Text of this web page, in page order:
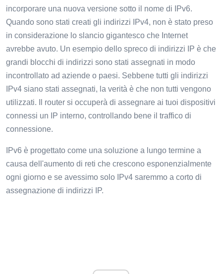
incorporare una nuova versione sotto il nome di IPv6.
Quando sono stati creati gli indirizzi IPv4, non è stato preso
in considerazione lo slancio gigantesco che Internet
avrebbe avuto. Un esempio dello spreco di indirizzi IP è che
grandi blocchi di indirizzi sono stati assegnati in modo
incontrollato ad aziende o paesi. Sebbene tutti gli indirizzi
IPv4 siano stati assegnati, la verità è che non tutti vengono
utilizzati. Il router si occuperà di assegnare ai tuoi dispositivi
connessi un IP interno, controllando bene il traffico di
connessione.
IPv6 è progettato come una soluzione a lungo termine a
causa dell'aumento di reti che crescono esponenzialmente
ogni giorno e se avessimo solo IPv4 saremmo a corto di
assegnazione di indirizzi IP.